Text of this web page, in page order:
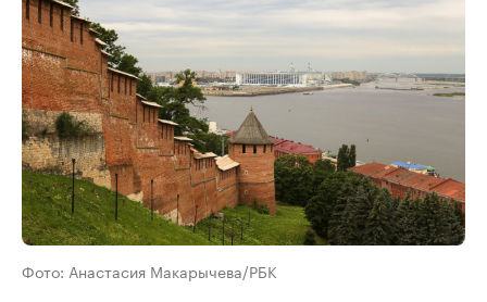
Фото: Анастасия Макарычева/РБК